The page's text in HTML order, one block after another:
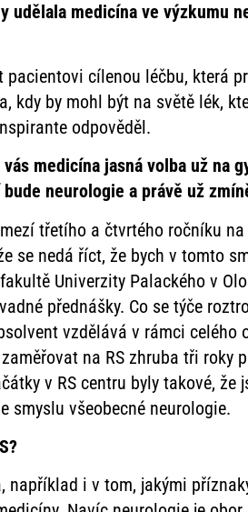
udělala medicína ve výzkumu
cílenou léčbu, která
kdy by mohl být na světě lék,
odpověděl.
vás medicína jasná volba už na
neurologie a právě už
třetího a čtvrtého ročníku
se nedá říct, že bych v tomto
Univerzity Palackého v
přednášky. Co se týče
vzdělává v rámci
na RS zhruba tři roky
v RS centru byly takové,
smyslu všeobecné neurologie.
například i v tom, jakými